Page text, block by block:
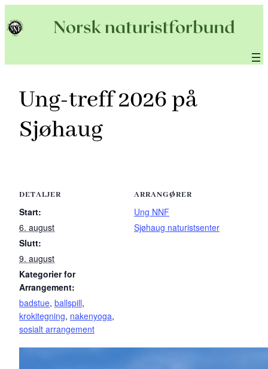
til
Ung-treff 2026 på
Sjøhaug
DETALJER
Start:
6. august
Slutt:
9. august
Kategorier for
Arrangement:
badstue, ballspill,
krokitegning, nakenyoga,
sosialt arrangement
ARRANGØRER
Ung NNF
Sjøhaug naturistsenter